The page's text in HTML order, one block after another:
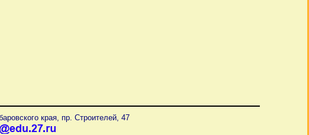
края, пр. Строителей, 47